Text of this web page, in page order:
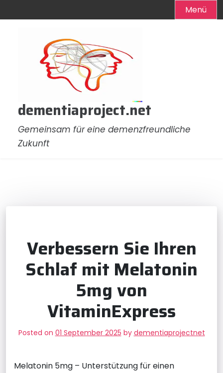
Menü
dementiaproject.net
Gemeinsam für eine demenzfreundliche
Zukunft
Verbessern Sie Ihren
Schlaf mit Melatonin
5mg von
VitaminExpress
Posted on 01 September 2025 by dementiaprojectnet
Melatonin 5mg – Unterstützung für einen